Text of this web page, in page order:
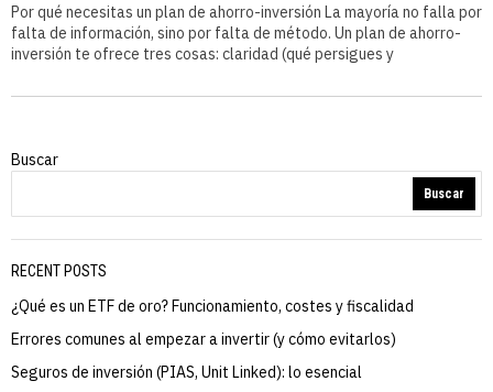
Por qué necesitas un plan de ahorro-inversión La mayoría no falla por
falta de información, sino por falta de método. Un plan de ahorro-
inversión te ofrece tres cosas: claridad (qué persigues y
Buscar
Buscar
RECENT POSTS
¿Qué es un ETF de oro? Funcionamiento, costes y fiscalidad
Errores comunes al empezar a invertir (y cómo evitarlos)
Seguros de inversión (PIAS, Unit Linked): lo esencial